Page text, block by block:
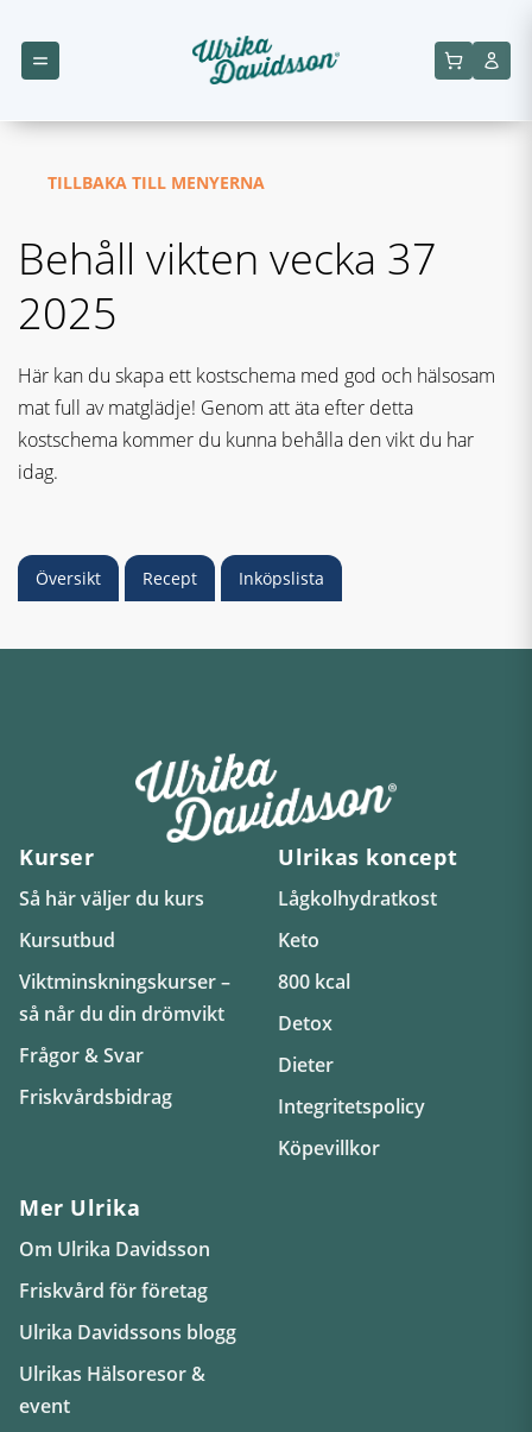
TILLBAKA TILL MENYERNA
Behåll vikten vecka 37
2025
Här kan du skapa ett kostschema med god och hälsosam
mat full av matglädje! Genom att äta efter detta
kostschema kommer du kunna behålla den vikt du har
idag.
Översikt Recept Inköpslista
Kurser
Så här väljer du kurs
Kursutbud
Viktminskningskurser –
så når du din drömvikt
Frågor & Svar
Friskvårdsbidrag
Ulrikas koncept
Lågkolhydratkost
Keto
800 kcal
Detox
Dieter
Integritetspolicy
Köpevillkor
Mer Ulrika
Om Ulrika Davidsson
Friskvård för företag
Ulrika Davidssons blogg
Ulrikas Hälsoresor &
event